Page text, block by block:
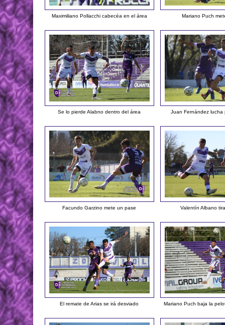
Maximiliano Pollacchi cabecéa en el área Mariano Puch
Se lo pierde Alabno dentro del área Juan Fernández lucha
Facundo Garzino mete un pase Valentín Albano
El remate de Arias se irá desviado Mariano Puch baja la